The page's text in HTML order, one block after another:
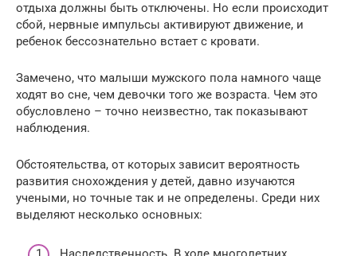
отдыха должны быть отключены. Но если происходит
сбой, нервные импульсы активируют движение, и
ребенок бессознательно встает с кровати.
Замечено, что малыши мужского пола намного чаще
ходят во сне, чем девочки того же возраста. Чем это
обусловлено – точно неизвестно, так показывают
наблюдения.
Обстоятельства, от которых зависит вероятность
развития снохождения у детей, давно изучаются
учеными, но точные так и не определены. Среди них
выделяют несколько основных: